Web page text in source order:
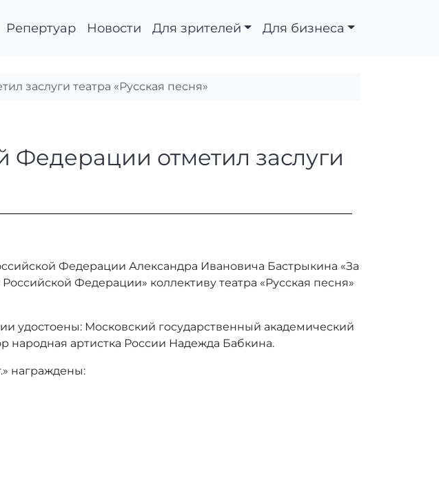
Репертуар Новости Для зрителей Для бизнеса
заслуги театра «Русская песня»
Федерации отметил
Федерации отметил заслуги
Федерации Александра Ивановича Бастрыкина «За
Федерации» коллективу театра «Русская песня»
удостоены: Московский государственный академический
народная артистка России Надежда Бабкина.
награждены: